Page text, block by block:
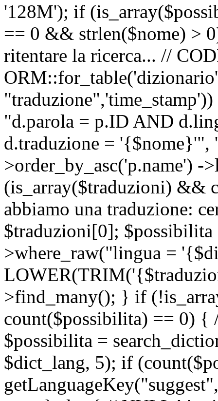
'128M'); if
== 0 && strlen($nome) >
ritentare la ricerca... //
"d.parola = p.ID AND
d.traduzione = '{$nome}'",
>order_by_asc('p.name')
(is_array($traduzioni) &&
abbiamo una traduzione:
$traduzioni[0];
>where_raw("lingua =
>find_many(); } if
count($possibilita) == 0) {
$possibilita =
$dict_lang, 5); if